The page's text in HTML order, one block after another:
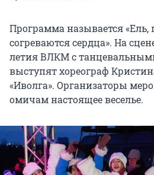
Программа называется «Ель,
согреваются сердца». На
летия ВЛКМ с
выступят хореограф
«Иволга». Организаторы
омичам настоящее веселье.